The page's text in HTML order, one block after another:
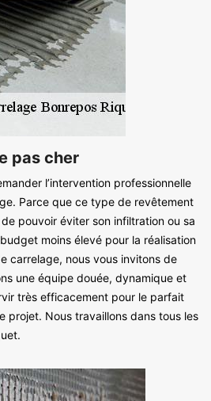
pas cher
l’intervention professionnelle
Parce que ce type de revêtement
pouvoir éviter son infiltration ou sa
moins élevé pour la réalisation
carrelage, nous vous invitons de
une équipe douée, dynamique et
très efficacement pour le parfait
projet. Nous travaillons dans tous les